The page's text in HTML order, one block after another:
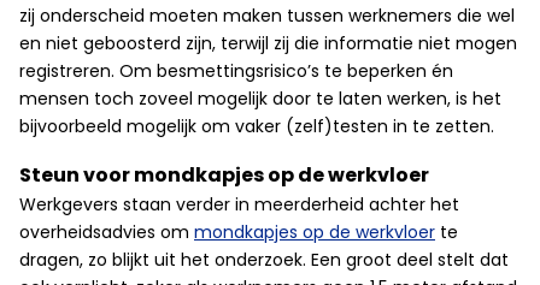
zij onderscheid moeten maken tussen werknemers die wel
en niet geboosterd zijn, terwijl zij die informatie niet mogen
registreren. Om besmettingsrisico’s te beperken én
mensen toch zoveel mogelijk door te laten werken, is het
bijvoorbeeld mogelijk om vaker (zelf)testen in te zetten.
Steun voor mondkapjes op de werkvloer
Werkgevers staan verder in meerderheid achter het
overheidsadvies om mondkapjes op de werkvloer te
dragen, zo blijkt uit het onderzoek. Een groot deel stelt dat